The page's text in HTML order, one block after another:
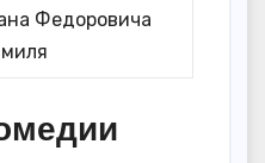
Федоровича